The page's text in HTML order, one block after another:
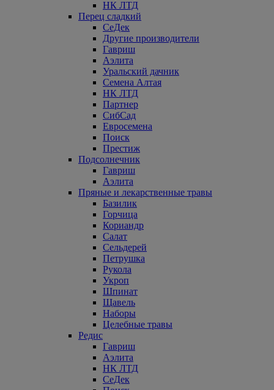
НК ЛТД
Перец сладкий
СеДек
Другие производители
Гавриш
Аэлита
Уральский дачник
Семена Алтая
НК ЛТД
Партнер
СибСад
Евросемена
Поиск
Престиж
Подсолнечник
Гавриш
Аэлита
Пряные и лекарственные травы
Базилик
Горчица
Кориандр
Салат
Сельдерей
Петрушка
Рукола
Укроп
Шпинат
Щавель
Наборы
Целебные травы
Редис
Гавриш
Аэлита
НК ЛТД
СеДек